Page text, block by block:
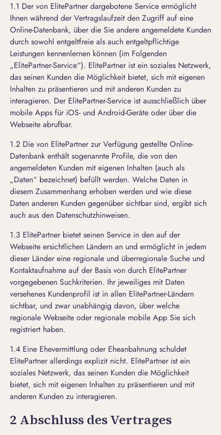
1.1 Der von ElitePartner dargebotene Service ermöglicht
Ihnen während der Vertragslaufzeit den Zugriff auf eine
Online-Datenbank, über die Sie andere angemeldete Kunden
durch sowohl entgeltfreie als auch entgeltpflichtige
Leistungen kennenlernen können (im Folgenden
„ElitePartner-Service“). ElitePartner ist ein soziales Netzwerk,
das seinen Kunden die Möglichkeit bietet, sich mit eigenen
Inhalten zu präsentieren und mit anderen Kunden zu
interagieren. Der ElitePartner-Service ist ausschließlich über
mobile Apps für iOS- und Android-Geräte oder über die
Webseite abrufbar.
1.2 Die von ElitePartner zur Verfügung gestellte Online-
Datenbank enthält sogenannte Profile, die von den
angemeldeten Kunden mit eigenen Inhalten (auch als
„Daten“ bezeichnet) befüllt werden. Welche Daten in
diesem Zusammenhang erhoben werden und wie diese
Daten anderen Kunden gegenüber sichtbar sind, ergibt sich
auch aus den Datenschutzhinweisen.
1.3 ElitePartner bietet seinen Service in den auf der
Webseite ersichtlichen Ländern an und ermöglicht in jedem
dieser Länder eine regionale und überregionale Suche und
Kontaktaufnahme auf der Basis von durch ElitePartner
vorgegebenen Suchkriterien. Ihr jeweiliges mit Daten
versehenes Kundenprofil ist in allen ElitePartner-Ländern
sichtbar, und zwar unabhängig davon, über welche
regionale Webseite oder regionale mobile App Sie sich
registriert haben.
1.4 Eine Ehevermittlung oder Eheanbahnung schuldet
ElitePartner allerdings explizit nicht. ElitePartner ist ein
soziales Netzwerk, das seinen Kunden die Möglichkeit
bietet, sich mit eigenen Inhalten zu präsentieren und mit
anderen Kunden zu interagieren.
2 Abschluss des Vertrages